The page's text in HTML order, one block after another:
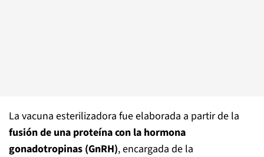
La vacuna esterilizadora fue elaborada a partir de la
fusión de una proteína con la hormona
gonadotropinas (GnRH), encargada de la